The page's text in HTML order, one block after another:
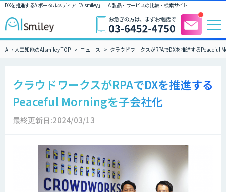
DXを推進するAIポータルメディア「AIsmiley」｜ AI製品・サービスの比較・検索サイト
AI・人工知能のAIsmiley TOP ニュース クラウドワークスがRPAでDXを推進するPeaceful
クラウドワークスがRPAでDXを推進する
Peaceful Morningを子会社化
最終更新日:2024/03/13